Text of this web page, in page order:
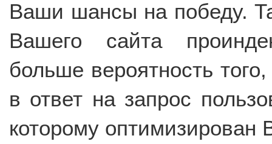
Ваши шансы на победу.
Вашего сайта
больше вероятность
в ответ на запрос
которому оптимизирован